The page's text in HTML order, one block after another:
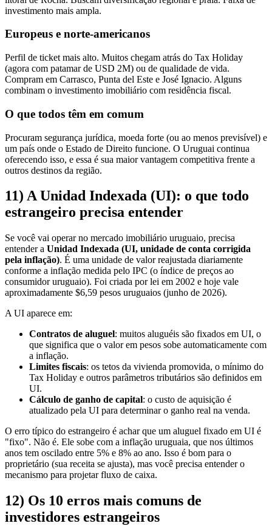
investimento mais ampla.
Europeus e norte-americanos
Perfil de ticket mais alto. Muitos chegam atrás do Tax Holiday
(agora com patamar de USD 2M) ou de qualidade de vida.
Compram em Carrasco, Punta del Este e José Ignacio. Alguns
combinam o investimento imobiliário com residência fiscal.
O que todos têm em comum
Procuram segurança jurídica, moeda forte (ou ao menos previsível) e
um país onde o Estado de Direito funcione. O Uruguai continua
oferecendo isso, e essa é sua maior vantagem competitiva frente a
outros destinos da região.
11) A Unidad Indexada (UI): o que todo
estrangeiro precisa entender
Se você vai operar no mercado imobiliário uruguaio, precisa
entender a Unidad Indexada (UI, unidade de conta corrigida
pela inflação). É uma unidade de valor reajustada diariamente
conforme a inflação medida pelo IPC (o índice de preços ao
consumidor uruguaio). Foi criada por lei em 2002 e hoje vale
aproximadamente $6,59 pesos uruguaios (junho de 2026).
A UI aparece em:
Contratos de aluguel: muitos aluguéis são fixados em UI, o
que significa que o valor em pesos sobe automaticamente com
a inflação.
Limites fiscais: os tetos da vivienda promovida, o mínimo do
Tax Holiday e outros parâmetros tributários são definidos em
UI.
Cálculo de ganho de capital: o custo de aquisição é
atualizado pela UI para determinar o ganho real na venda.
O erro típico do estrangeiro é achar que um aluguel fixado em UI é
"fixo". Não é. Ele sobe com a inflação uruguaia, que nos últimos
anos tem oscilado entre 5% e 8% ao ano. Isso é bom para o
proprietário (sua receita se ajusta), mas você precisa entender o
mecanismo para projetar fluxo de caixa.
12) Os 10 erros mais comuns de
investidores estrangeiros